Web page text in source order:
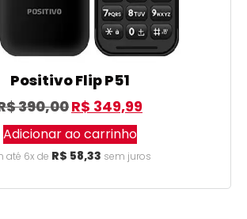
Positivo Flip P51
390,00R$ 349,99
Adicionar ao carrinho
até 6x de R$ 58,33 sem juros